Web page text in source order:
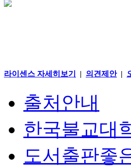
라이센스 자세히보기 | 의견제안|
출처안내
한국불교대
도서출판좋